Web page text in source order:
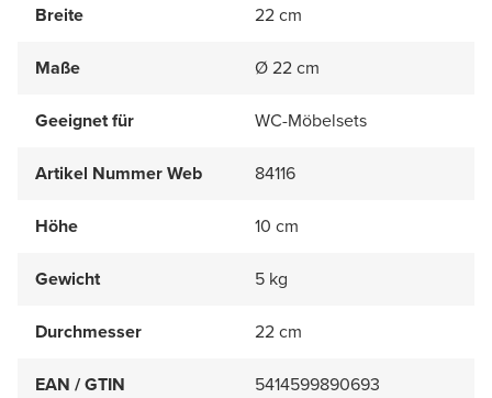
Breite 22 cm
Maße Ø 22 cm
Geeignet für WC-Möbelsets
Artikel Nummer Web 84116
Höhe 10 cm
Gewicht 5 kg
Durchmesser 22 cm
EAN / GTIN
5414599890693